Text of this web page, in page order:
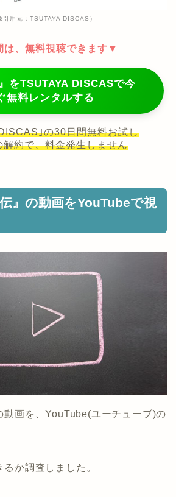
引用元：TSUTAYA DISCAS）
、無料視聴できます▼
をTSUTAYA DISCASで今
無料レンタルする
｣の30日間無料お試し
解約で、料金発生しません
』の動画をYouTubeで視
動画を、YouTube(ユーチューブ)の
か調査しました。